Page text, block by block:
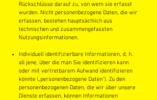
Rückschlüsse darauf zu, von wem sie erfasst
wurden. Nicht personenbezogene Daten, die wir
erfassen, bestehen hauptsächlich aus
technischen und zusammengefassten
Nutzungsinformationen.
Individuell identifizierbare Informationen, d. h.
all jene, über die man Sie identifizieren kann
oder mit vertretbarem Aufwand identifizieren
könnte („personenbezogene Daten“). Zu den
personenbezogenen Daten, die wir über unsere
Dienste erfassen, können Informationen